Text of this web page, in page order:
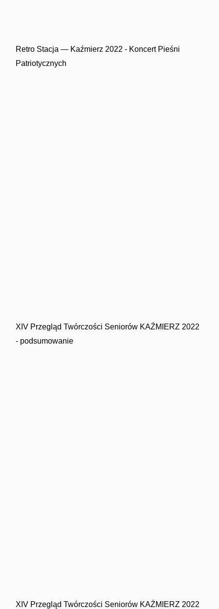
Retro Stacja — Kaźmierz 2022 - Koncert Pieśni
Patriotycznych
XIV Przegląd Twórczości Seniorów KAŹMIERZ 2022
- podsumowanie
XIV Przegląd Twórczości Seniorów KAŹMIERZ 2022